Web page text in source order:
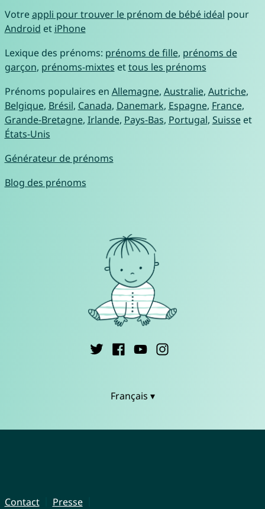
Votreappli pour trouver le prénom de bébé idéal pour
Android et iPhone
Lexique des prénoms: prénoms de fille, prénoms de
garçon, prénoms-mixtes ettous les prénoms
Prénoms populaires en Allemagne, Australie, Autriche,
Belgique, Brésil, Canada, Danemark, Espagne, France,
Grande-Bretagne, Irlande, Pays-Bas, Portugal, Suisseet
États-Unis
Générateur de prénoms
Blog des prénoms
Français ▾
Contact
Presse